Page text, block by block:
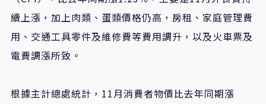
續上漲，加上肉類、蛋類價格仍高，房租、家庭管理費
用、交通工具零件及維修費等費用調升，以及火車票及
電費調漲所致。
根據主計總處統計，11月消費者物價比去年同期漲